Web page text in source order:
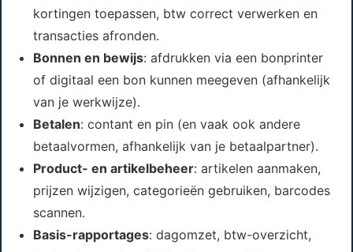
kortingen toepassen, btw correct verwerken en
transacties afronden.
Bonnen en bewijs: afdrukken via een bonprinter
of digitaal een bon kunnen meegeven (afhankelijk
van je werkwijze).
Betalen: contant en pin (en vaak ook andere
betaalvormen, afhankelijk van je betaalpartner).
Product- en artikelbeheer: artikelen aanmaken,
prijzen wijzigen, categorieën gebruiken, barcodes
scannen.
Basis-rapportages: dagomzet, btw-overzicht,